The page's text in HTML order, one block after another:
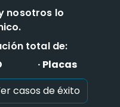
nosotros lo
total de:
· Placas
casos de éxito